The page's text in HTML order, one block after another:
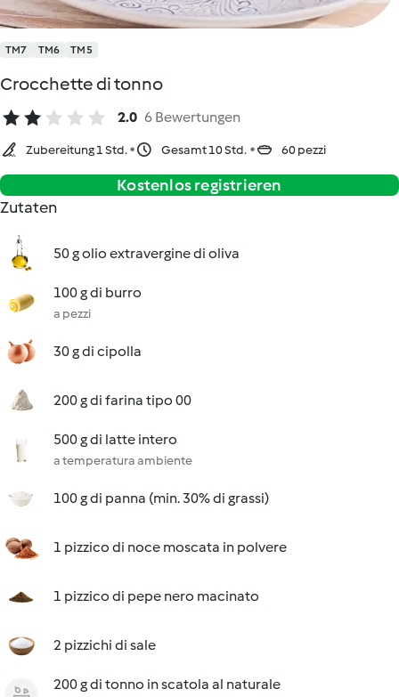
TM7 TM6 TM5
Crocchette di tonno
2.0 6 Bewertungen
Zubereitung 1 Std. Gesamt 10 Std. 60 pezzi
Kostenlos registrieren
Zutaten
50 g olio extravergine di oliva
100 g di burro
a pezzi
30 g di cipolla
200 g di farina tipo 00
500 g di latte intero
a temperatura ambiente
100 g di panna (min. 30% di grassi)
1 pizzico di noce moscata in polvere
1 pizzico di pepe nero macinato
2 pizzichi di sale
200 g di tonno in scatola al naturale